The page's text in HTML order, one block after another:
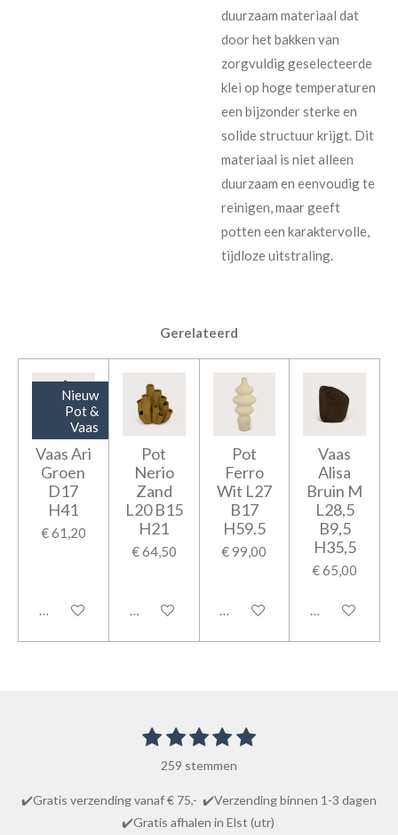
duurzaam materiaal dat
door het bakken van
zorgvuldig geselecteerde
klei op hoge temperaturen
een bijzonder sterke en
solide structuur krijgt. Dit
materiaal is niet alleen
duurzaam en eenvoudig te
reinigen, maar geeft
potten een karaktervolle,
tijdloze uitstraling.
Gerelateerd
Nieuw
Pot &
Vaas
Vaas Ari
Groen
D17
H41
€ 61,20
Houd mij op de hoogte
Pot
Nerio
Zand
L20 B15
H21
€ 64,50
In winkelwagen
Pot
Ferro
Wit L27
B17
H59.5
€ 99,00
In winkelwagen
Vaas
Alisa
Bruin M
L28,5
B9,5
H35,5
€ 65,00
In
1
e
r
2
s
t
e
r
3
s
t
e
r
4
s
t
e
r
5
s
t
e
r
S
m
e
n
259 stemmen
✔️Gratis verzending vanaf € 75,- ✔️Verzending binnen 1-3 dagen
✔️Gratis afhalen in Elst (utr)